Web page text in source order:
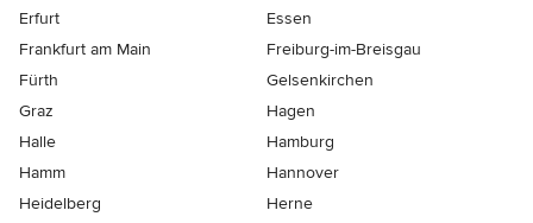
Erfurt
Essen
Frankfurt am Main
Freiburg-im-Breisgau
Fürth
Gelsenkirchen
Graz
Hagen
Halle
Hamburg
Hamm
Hannover
Heidelberg
Herne